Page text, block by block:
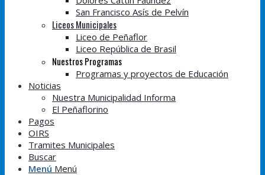
San Francisco Asís de Pelvín
Liceos Municipales
Liceo de Peñaflor
Liceo República de Brasil
Nuestros Programas
Programas y proyectos de Educación
Noticias
Nuestra Municipalidad Informa
El Peñaflorino
Pagos
OIRS
Tramites Municipales
Buscar
Menú Menú